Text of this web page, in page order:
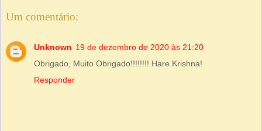
Um comentário:
Unknown 19 de dezembro de 2020 às 21:20
Obrigado, Muito Obrigado!!!!!!!! Hare Krishna!
Responder